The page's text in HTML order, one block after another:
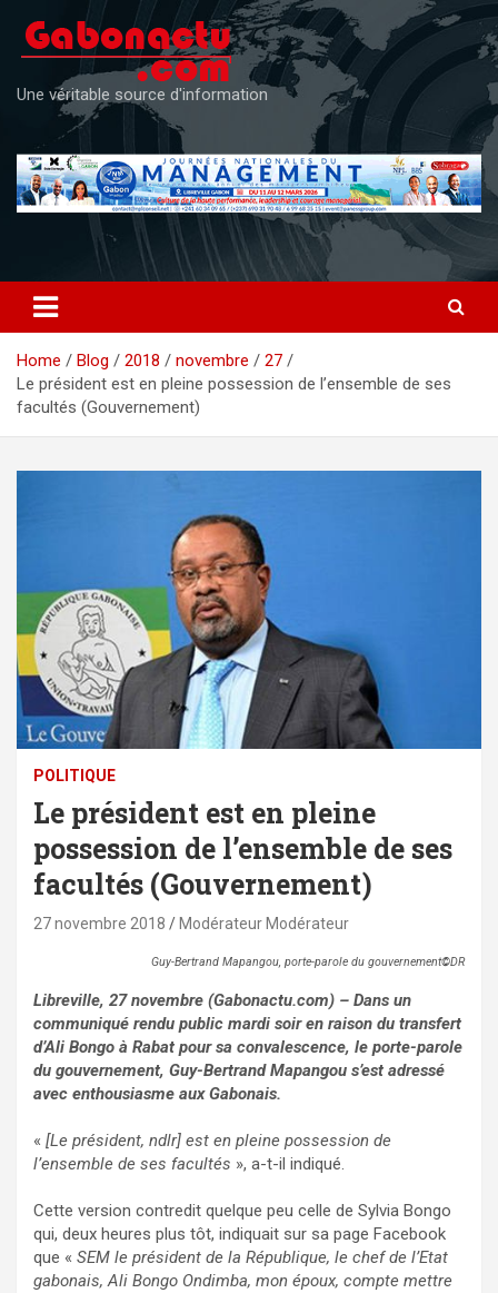
content
Une véritable source d'information
Home Blog 2018 novembre
27
Le président est en pleine possession de l’ensemble de ses
facultés (Gouvernement)
POLITIQUE
Le président est en pleine
possession de l’ensemble de ses
facultés (Gouvernement)
27 novembre 2018 Modérateur Modérateur
Guy-Bertrand Mapangou, porte-parole du gouvernement©DR
Libreville, 27 novembre (Gabonactu.com) – Dans un
communiqué rendu public mardi soir en raison du transfert
d’Ali Bongo à Rabat pour sa convalescence, le porte-parole
du gouvernement, Guy-Bertrand Mapangou s’est adressé
avec enthousiasme aux Gabonais.
« [Le président, ndlr] est en pleine possession de
l’ensemble de ses facultés », a-t-il indiqué.
Cette version contredit quelque peu celle de Sylvia Bongo
qui, deux heures plus tôt, indiquait sur sa page Facebook
que « SEM le président de la République, le chef de l’Etat
gabonais, Ali Bongo Ondimba, mon époux, compte mettre